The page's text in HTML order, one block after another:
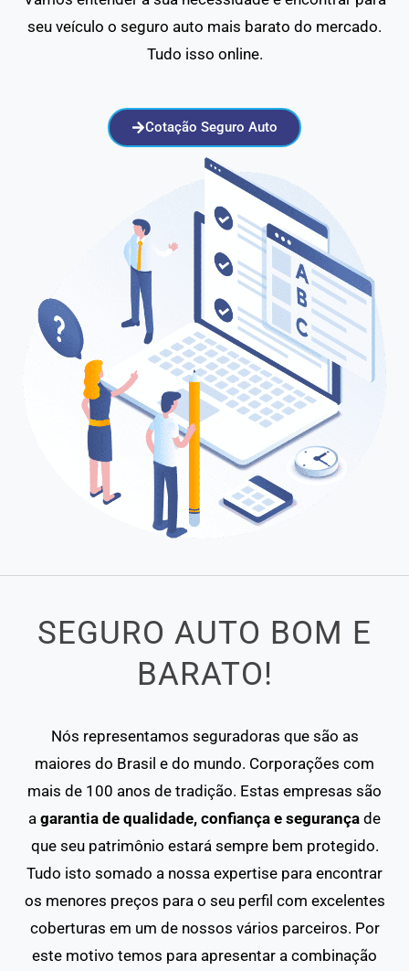
seu veículo o seguro auto mais barato do mercado.
Tudo isso online.
Cotação Seguro Auto
SEGURO AUTO BOM E
BARATO!
Nós representamos seguradoras que são as
maiores do Brasil e do mundo. Corporações com
mais de 100 anos de tradição. Estas empresas são
a garantia de qualidade, confiança e segurança de
que seu patrimônio estará sempre bem protegido.
Tudo isto somado a nossa expertise para encontrar
os menores preços para o seu perfil com excelentes
coberturas em um de nossos vários parceiros. Por
este motivo temos para apresentar a combinação